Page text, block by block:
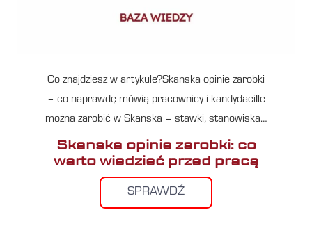
Co znajdziesz w artykule?Skanska opinie zarobki
– co naprawdę mówią pracownicy i kandydaciIle
można zarobić w Skanska – stawki, stanowiska…
Skanska opinie zarobki: co
warto wiedzieć przed pracą
SPRAWDŹ